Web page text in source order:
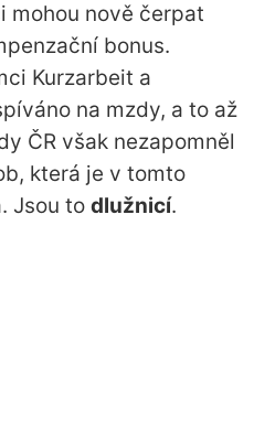
mohou nově čerpat
bonus.
Kurzarbeit a
na mzdy, a to až
ČR však nezapomněl
která je v tomto
Jsou to dlužnicí.